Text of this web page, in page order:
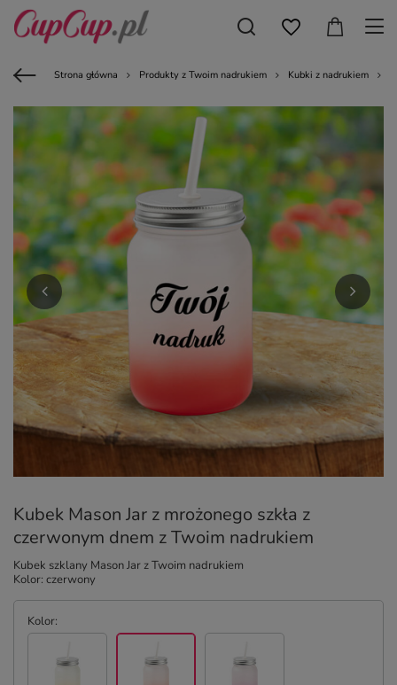
Strona główna Produkty z Twoim nadrukiem Kubki z nadrukiem
Kubek Mason Jar z mrożonego szkła z
czerwonym dnem z Twoim nadrukiem
Kubek szklany Mason Jar z Twoim nadrukiem
Kolor: czerwony
Kolor